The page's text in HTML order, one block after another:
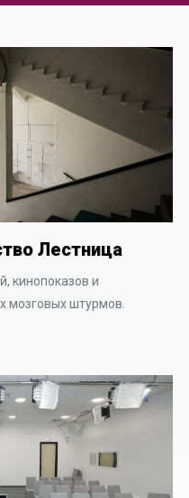
Лестница
кинопоказов и
мозговых штурмов.